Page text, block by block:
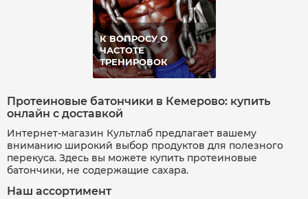
К ВОПРОСУ О
ЧАСТОТЕ
ТРЕНИРОВОК
Протеиновые батончики в Кемерово: купить
онлайн с доставкой
Интернет-магазин Культлаб предлагает вашему
вниманию широкий выбор продуктов для полезного
перекуса. Здесь вы можете купить протеиновые
батончики, не содержащие сахара.
Наш ассортимент